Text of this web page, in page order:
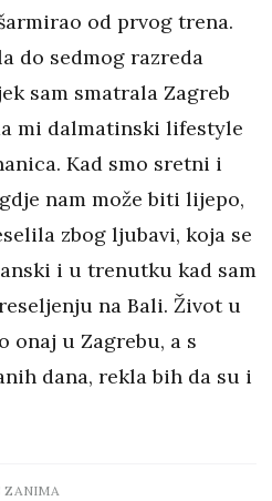
od prvog trena.
do sedmog razreda
sam smatrala Zagreb
mi dalmatinski lifestyle
Kad smo sretni i
nam može biti lijepo,
zbog ljubavi, koja se
i u trenutku kad sam
na Bali. Život u
onaj u Zagrebu, a s
dana, rekla bih da su i
ZANIMA